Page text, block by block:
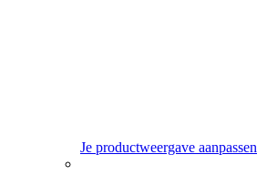
Je productweergave aanpassen